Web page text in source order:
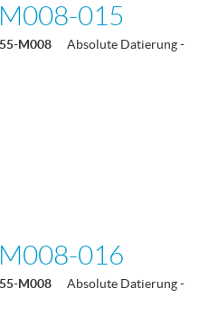
015
M008 Absolute Datierung-
016
M008 Absolute Datierung-